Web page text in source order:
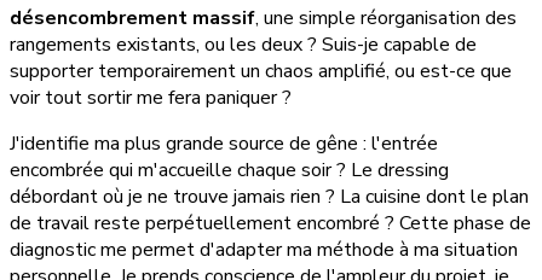
désencombrement massif, une simple réorganisation des
rangements existants, ou les deux ? Suis-je capable de
supporter temporairement un chaos amplifié, ou est-ce que
voir tout sortir me fera paniquer ?
J'identifie ma plus grande source de gêne : l'entrée
encombrée qui m'accueille chaque soir ? Le dressing
débordant où je ne trouve jamais rien ? La cuisine dont le plan
de travail reste perpétuellement encombré ? Cette phase de
diagnostic me permet d'adapter ma méthode à ma situation